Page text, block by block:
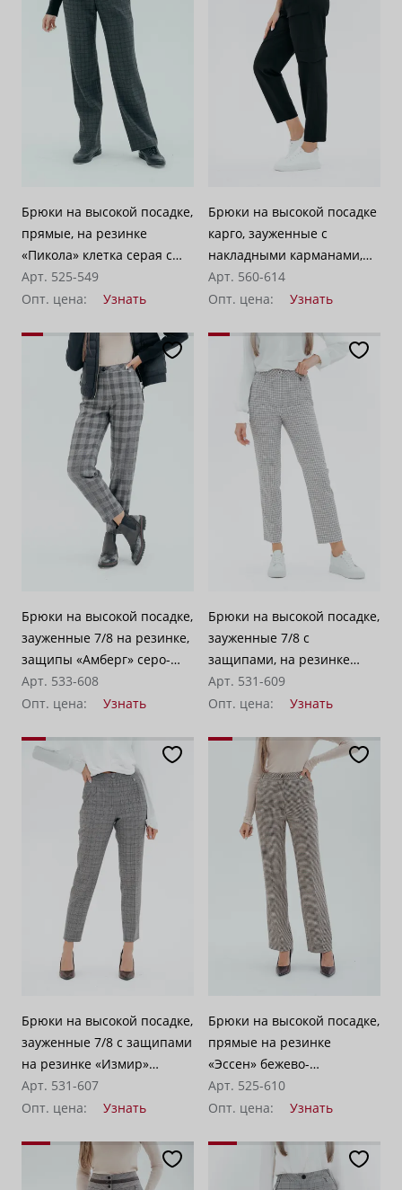
Брюки на высокой посадке,
прямые, на резинке
«Пикола» клетка серая с
черным
Арт. 525-549
Опт. цена:
Узнать
Брюки на высокой посадке
карго, зауженные с
накладными карманами,
на резинке «Босфор»
черные
Арт. 560-614
Опт. цена:
Узнать
Брюки на высокой посадке,
зауженные 7/8 на резинке,
защипы «Амберг» серо-
бежевые
Арт. 533-608
Опт. цена:
Узнать
Брюки на высокой посадке,
зауженные 7/8 с
защипами, на резинке
«Кассель» светло-серые
Арт. 531-609
Опт. цена:
Узнать
Брюки на высокой посадке,
зауженные 7/8 с защипами
на резинке «Измир»
светло-серые
Арт. 531-607
Опт. цена:
Узнать
Брюки на высокой посадке,
прямые на резинке
«Эссен» бежево-
коричневые
Арт. 525-610
Опт. цена:
Узнать